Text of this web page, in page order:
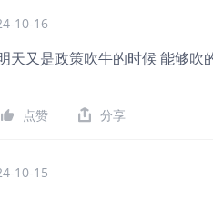
10-16
天又是政策吹牛的时候 能够
点赞 分享
10-15